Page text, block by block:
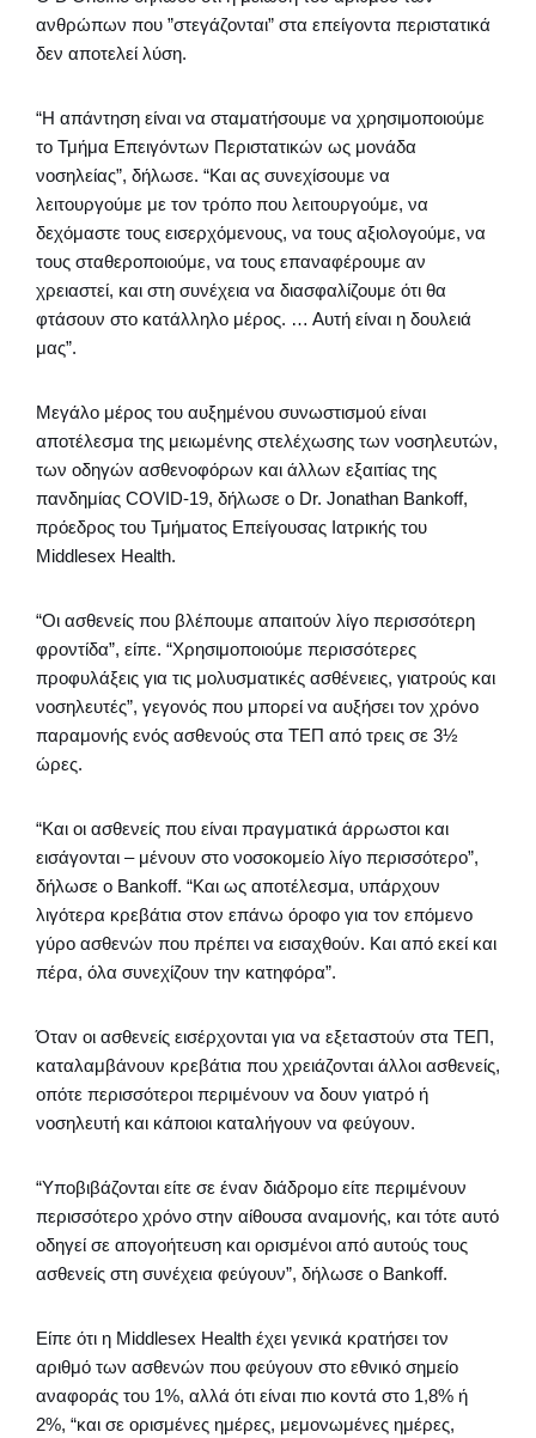
ανθρώπων που ”στεγάζονται” στα επείγοντα περιστατικά
δεν αποτελεί λύση.
“Η απάντηση είναι να σταματήσουμε να χρησιμοποιούμε
το Τμήμα Επειγόντων Περιστατικών ως μονάδα
νοσηλείας”, δήλωσε. “Και ας συνεχίσουμε να
λειτουργούμε με τον τρόπο που λειτουργούμε, να
δεχόμαστε τους εισερχόμενους, να τους αξιολογούμε, να
τους σταθεροποιούμε, να τους επαναφέρουμε αν
χρειαστεί, και στη συνέχεια να διασφαλίζουμε ότι θα
φτάσουν στο κατάλληλο μέρος. … Αυτή είναι η δουλειά
μας”.
Μεγάλο μέρος του αυξημένου συνωστισμού είναι
αποτέλεσμα της μειωμένης στελέχωσης των νοσηλευτών,
των οδηγών ασθενοφόρων και άλλων εξαιτίας της
πανδημίας COVID-19, δήλωσε ο Dr. Jonathan Bankoff,
πρόεδρος του Τμήματος Επείγουσας Ιατρικής του
Middlesex Health.
“Οι ασθενείς που βλέπουμε απαιτούν λίγο περισσότερη
φροντίδα”, είπε. “Χρησιμοποιούμε περισσότερες
προφυλάξεις για τις μολυσματικές ασθένειες, γιατρούς και
νοσηλευτές”, γεγονός που μπορεί να αυξήσει τον χρόνο
παραμονής ενός ασθενούς στα ΤΕΠ από τρεις σε 3½
ώρες.
“Και οι ασθενείς που είναι πραγματικά άρρωστοι και
εισάγονται – μένουν στο νοσοκομείο λίγο περισσότερο”,
δήλωσε ο Bankoff. “Και ως αποτέλεσμα, υπάρχουν
λιγότερα κρεβάτια στον επάνω όροφο για τον επόμενο
γύρο ασθενών που πρέπει να εισαχθούν. Και από εκεί και
πέρα, όλα συνεχίζουν την κατηφόρα”.
Όταν οι ασθενείς εισέρχονται για να εξεταστούν στα ΤΕΠ,
καταλαμβάνουν κρεβάτια που χρειάζονται άλλοι ασθενείς,
οπότε περισσότεροι περιμένουν να δουν γιατρό ή
νοσηλευτή και κάποιοι καταλήγουν να φεύγουν.
“Υποβιβάζονται είτε σε έναν διάδρομο είτε περιμένουν
περισσότερο χρόνο στην αίθουσα αναμονής, και τότε αυτό
οδηγεί σε απογοήτευση και ορισμένοι από αυτούς τους
ασθενείς στη συνέχεια φεύγουν”, δήλωσε ο Bankoff.
Είπε ότι η Middlesex Health έχει γενικά κρατήσει τον
αριθμό των ασθενών που φεύγουν στο εθνικό σημείο
αναφοράς του 1%, αλλά ότι είναι πιο κοντά στο 1,8% ή
2%, “και σε ορισμένες ημέρες, μεμονωμένες ημέρες,